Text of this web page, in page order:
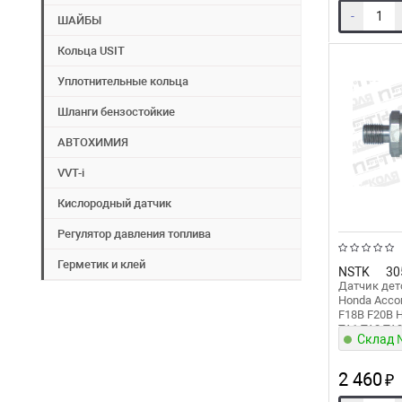
ШАЙБЫ
Кольца USIT
Уплотнительные кольца
Шланги бензостойкие
АВТОХИМИЯ
VVT-i
Кислородный датчик
Регулятор давления топлива
Герметик и клей
-
NSTK
Датчик
Honda
F18B F20B
TA1 TA2
Odyssey
Склад
2 460₽